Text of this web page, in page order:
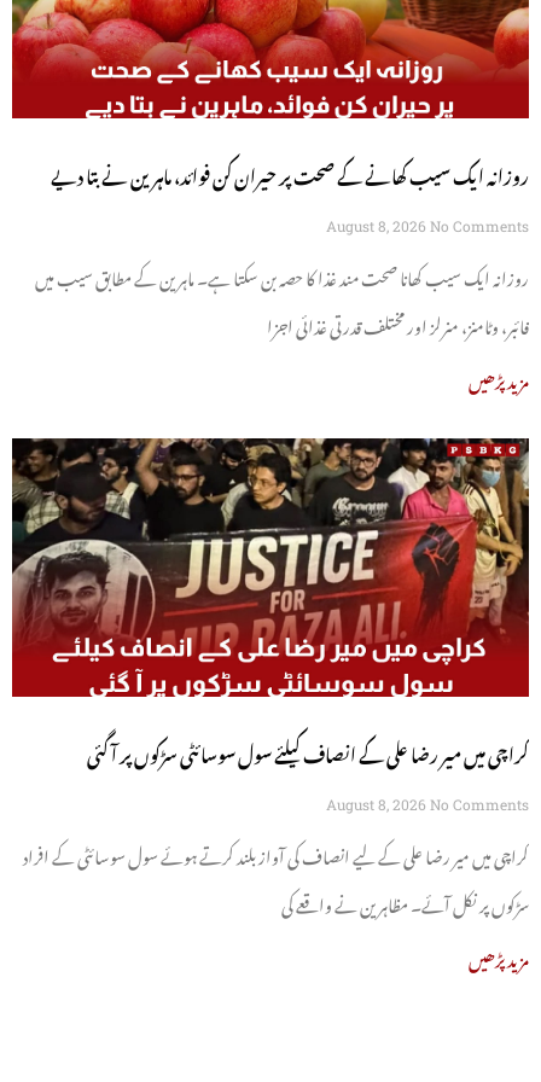
روزانہ ایک سیب کھانے کے صحت پر حیران کن فوائد، ماہرین نے بتا دیے
August 8, 2026 No Comments
روزانہ ایک سیب کھانا صحت مند غذا کا حصہ بن سکتا ہے۔ ماہرین کے مطابق سیب میں
فائبر، وٹامنز، منرلز اور مختلف قدرتی غذائی اجزا
مزید پڑھیں
کراچی میں میر رضا علی کے انصاف کیلئے سول سوسائٹی سڑکوں پر آ گئی
August 8, 2026 No Comments
کراچی میں میر رضا علی کے لیے انصاف کی آواز بلند کرتے ہوئے سول سوسائٹی کے افراد
سڑکوں پر نکل آئے۔ مظاہرین نے واقعے کی
مزید پڑھیں